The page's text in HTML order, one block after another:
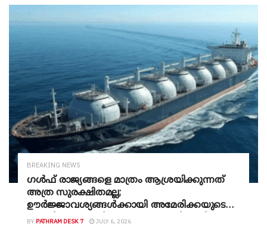
BREAKING NEWS
ഗൾഫ് രാജ്യങ്ങളെ മാത്രം ആശ്രയിക്കുന്നത്
അത്ര സുരക്ഷിതമല്ല;
ഊർജ്ജാവശ്യങ്ങൾക്കായി അമേരിക്കയുടെ
തോളിൽ കൈയ്യിട്ട് ഇന്ത്യ; യുഎസിൽ നിന്നുള്ള
BY PATHRAM DESK 7 JULY 6, 2026